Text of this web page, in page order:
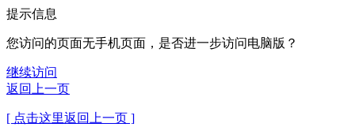
提示信息
您访问的页面无手机页面，是否进一步访问电脑版？
继续访问
返回上一页
[ 点击这里返回上一页 ]